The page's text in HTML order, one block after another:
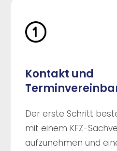
Kontakt und
Der erste Schritt
mit einem KFZ-
aufzunehmen und